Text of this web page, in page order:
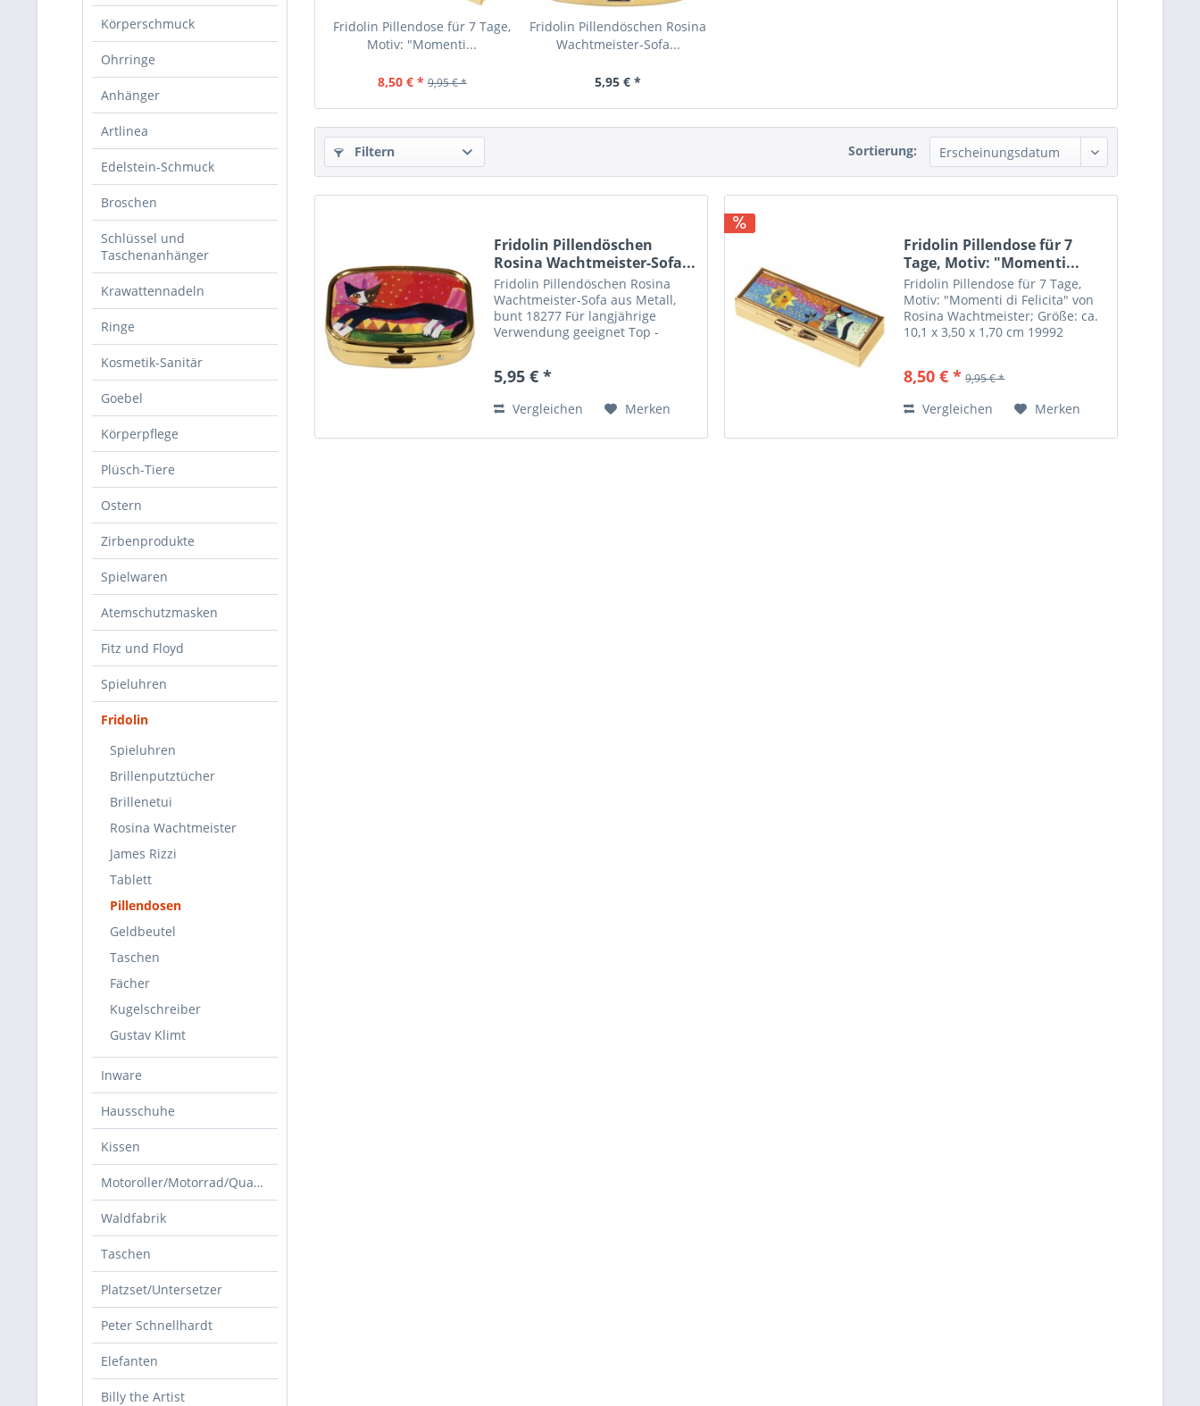
Körperschmuck
Ohrringe
Anhänger
Artlinea
Edelstein-Schmuck
Broschen
Schlüssel und
Taschenanhänger
Krawattennadeln
Ringe
Kosmetik-Sanitär
Goebel
Körperpflege
Plüsch-Tiere
Ostern
Zirbenprodukte
Spielwaren
Atemschutzmasken
Fitz und Floyd
Spieluhren
Fridolin
Spieluhren
Brillenputztücher
Brillenetui
Rosina Wachtmeister
James Rizzi
Tablett
Pillendosen
Geldbeutel
Taschen
Fächer
Kugelschreiber
Gustav Klimt
Inware
Hausschuhe
Kissen
Motoroller/Motorrad/Quad/Zubehör
Waldfabrik
Taschen
Platzset/Untersetzer
Peter Schnellhardt
Elefanten
Billy the Artist
Fridolin Pillendose für 7 Tage,
Motiv: "Momenti...
8,50 € * 9,95 € *
Fridolin Pillendöschen Rosina
Wachtmeister-Sofa...
5,95 € *
Filtern Sortierung:
Fridolin Pillendöschen
Rosina Wachtmeister-Sofa...
Fridolin Pillendöschen Rosina
Wachtmeister-Sofa aus Metall,
bunt 18277 Für langjährige
Verwendung geeignet Top -
5,95 € *
Vergleichen Merken
Fridolin Pillendose für 7
Tage, Motiv: "Momenti...
Fridolin Pillendose für 7 Tage,
Motiv: "Momenti di Felicita" von
Rosina Wachtmeister; Größe: ca.
10,1 x 3,50 x 1,70 cm 19992
10,1 x 3,50 x 1,70 cm von...
8,50 € * 9,95 € *
Vergleichen Merken